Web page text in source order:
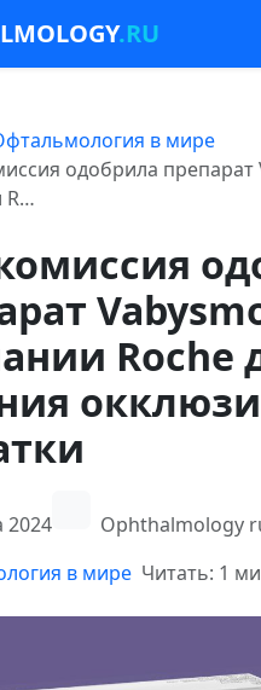
.RU
в мире
одобрила препарат
R…
Roche
2024
Ophthalmology
в мире Читать: 1